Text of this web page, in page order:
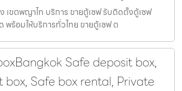
เขตพญาไท บริการ ขายตู้เซฟ รับติดตั้งตู้เซฟ
ร้อมให้บริการทั่วไทย ขายตู้เซฟ ต
Safe deposit box,
Safe box rental, Private